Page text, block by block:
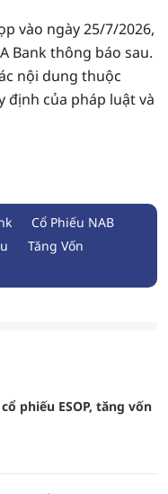
vào ngày 25/7/2026,
Bank thông báo sau.
nội dung thuộc
của pháp luật và
Cổ Phiếu NAB
Tăng Vốn
phiếu ESOP, tăng vốn